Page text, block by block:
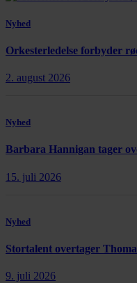
Nyhed
Orkesterledelse forbyder
2. august 2026
Nyhed
Barbara Hannigan tager
15. juli 2026
Nyhed
Stortalent overtager
9. juli 2026